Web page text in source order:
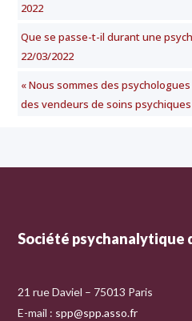
2022
Que se passe-t-il durant une
22/03/2022
« Nous sommes des
des vendeurs de soins psychiques
Société psychanalytique
21 rue Daviel – 75013 Paris
E-mail : spp@spp.asso.fr